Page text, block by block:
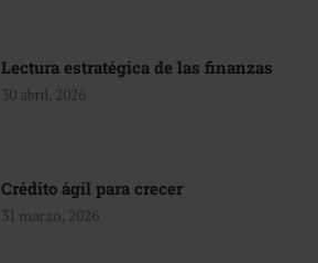
Lectura estratégica de las finanzas
30 abril, 2026
Crédito ágil para crecer
31 marzo, 2026